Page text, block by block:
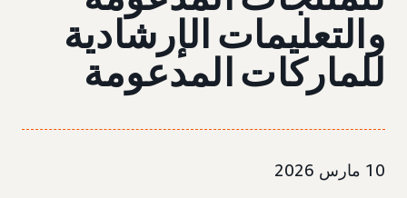
والتعليمات الإرشادية
للماركات المدعومة
10 مارس 2026